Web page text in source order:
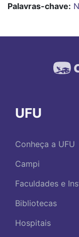
Palavras-chave:
UFU
Conheça a UFU
Campi
Faculdades e
Bibliotecas
Hospitais